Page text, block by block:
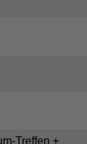
Treffen +